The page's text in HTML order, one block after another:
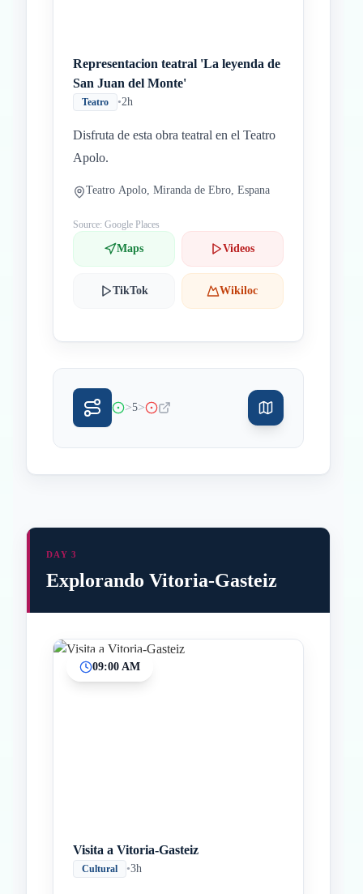
Representacion teatral 'La leyenda de
San Juan del Monte'
Teatro •2h
Disfruta de esta obra teatral en el Teatro
Apolo.
Teatro Apolo, Miranda de Ebro, Espana
Source: Google Places
Maps Videos
TikTok Wikiloc
>5>
DAY 3
Explorando Vitoria-Gasteiz
09:00 AM
Visita a Vitoria-Gasteiz
Cultural •3h